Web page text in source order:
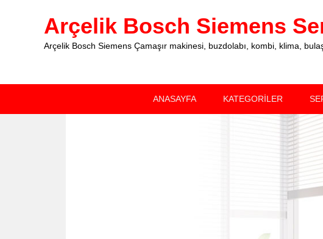
Arçelik Bosch Siemens
Arçelik Bosch Siemens Çamaşır makinesi, buzdolabı, kombi, klima,
ANASAYFA KATEGORİLER